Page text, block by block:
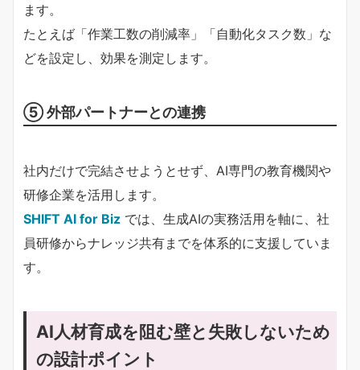
ます。
たとえば「作業工数の削減率」「自動化タスク数」な
どを設定し、効果を測定します。
⑤ 外部パートナーとの連携
社内だけで完結させようとせず、AI専門の教育機関や
研修企業を活用します。
SHIFT AI for Biz では、生成AIの実務活用を軸に、社
員研修からナレッジ共有までを体系的に支援していま
す。
AI人材育成を阻む壁と失敗しないため
の設計ポイント